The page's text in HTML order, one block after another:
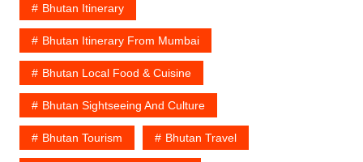
Bhutan Itinerary
Bhutan Itinerary From Mumbai
Bhutan Local Food & Cuisine
Bhutan Sightseeing And Culture
Bhutan Tourism Bhutan Travel